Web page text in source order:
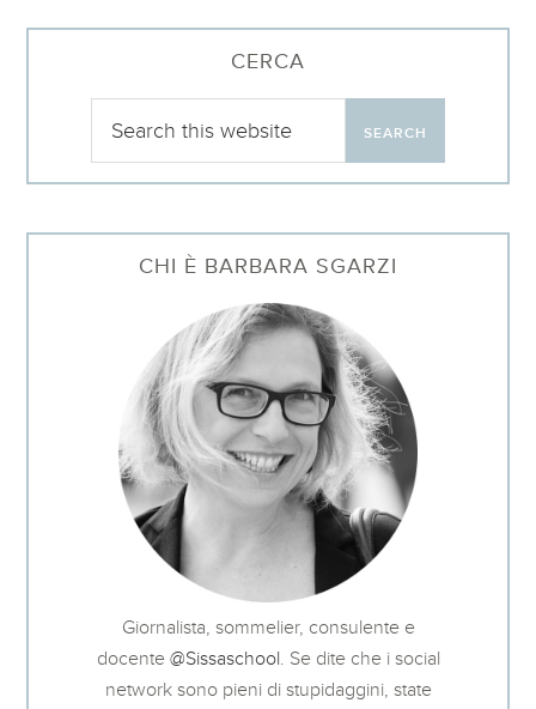
CERCA
CHI È BARBARA SGARZI
Giornalista, sommelier, consulente e
docente @Sissaschool. Se dite che i social
network sono pieni di stupidaggini, state